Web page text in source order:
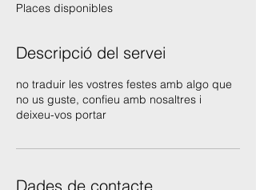
l
z
t
Places disponibles
Descripció del servei
no traduir les vostres festes amb algo que
no us guste, confieu amb nosaltres i
deixeu-vos portar
Dades de contacte